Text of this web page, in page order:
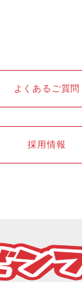
よくあるご質問
採用情報